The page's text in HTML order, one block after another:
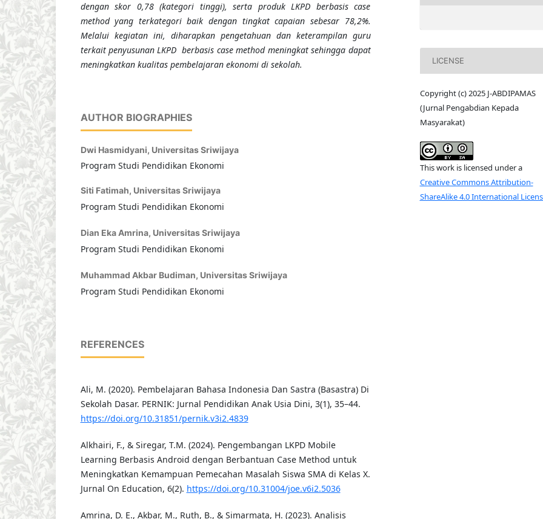
dengan skor 0,78 (kategori tinggi), serta produk LKPD berbasis case
method yang terkategori baik dengan tingkat capaian sebesar 78,2%.
Melalui kegiatan ini, diharapkan pengetahuan dan keterampilan guru
terkait penyusunan LKPD berbasis case method meningkat sehingga dapat
meningkatkan kualitas pembelajaran ekonomi di sekolah.
AUTHOR BIOGRAPHIES
Dwi Hasmidyani, Universitas Sriwijaya
Program Studi Pendidikan Ekonomi
Siti Fatimah, Universitas Sriwijaya
Program Studi Pendidikan Ekonomi
Dian Eka Amrina, Universitas Sriwijaya
Program Studi Pendidikan Ekonomi
Muhammad Akbar Budiman, Universitas Sriwijaya
Program Studi Pendidikan Ekonomi
REFERENCES
Ali, M. (2020). Pembelajaran Bahasa Indonesia Dan Sastra (Basastra) Di
Sekolah Dasar. PERNIK: Jurnal Pendidikan Anak Usia Dini, 3(1), 35–44.
https://doi.org/10.31851/pernik.v3i2.4839
Alkhairi, F., & Siregar, T.M. (2024). Pengembangan LKPD Mobile
Learning Berbasis Android dengan Berbantuan Case Method untuk
Meningkatkan Kemampuan Pemecahan Masalah Siswa SMA di Kelas X.
Jurnal On Education, 6(2). https://doi.org/10.31004/joe.v6i2.5036
Amrina, D. E., Akbar, M., Ruth, B., & Simarmata, H. (2023). Analisis
LICENSE
Copyright (c) 2025 J-ABDIPAMAS
(Jurnal Pengabdian Kepada
Masyarakat)
This work is licensed under a
Creative Commons Attribution-
ShareAlike 4.0 International